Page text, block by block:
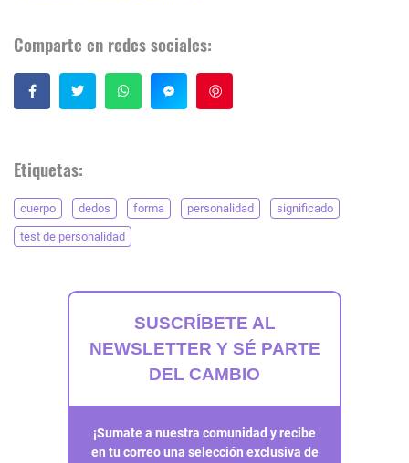
Comparte en redes sociales:
Etiquetas:
cuerpo dedos forma personalidad significado
test de personalidad
SUSCRÍBETE AL
NEWSLETTER Y SÉ PARTE
DEL CAMBIO
¡Sumate a nuestra comunidad y recibe
en tu correo una selección exclusiva de